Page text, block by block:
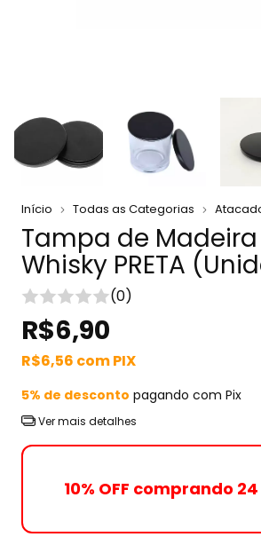
Início Todas as Categorias
Tampa de
Whisky PRETA
(0)
R$6,90
R$6,56 comPIX
5% de desconto pagando com Pix
Ver mais detalhes
10% OFF comprando